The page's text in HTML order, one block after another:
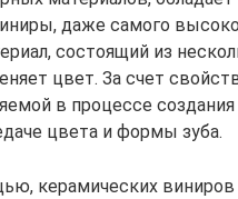
даже самого
состоящий из
цвет. За счет
в процессе
цвета и формы зуба.
керамических